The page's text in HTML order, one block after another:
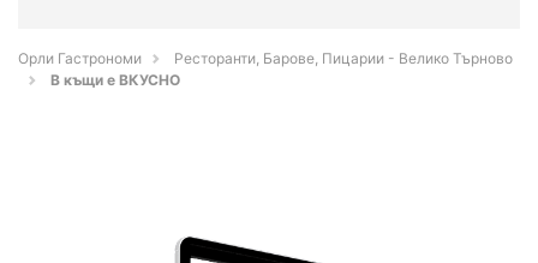
Орли Гастрономи
Ресторанти, Барове, Пицарии - Велико Търново
В къщи е ВКУСНО